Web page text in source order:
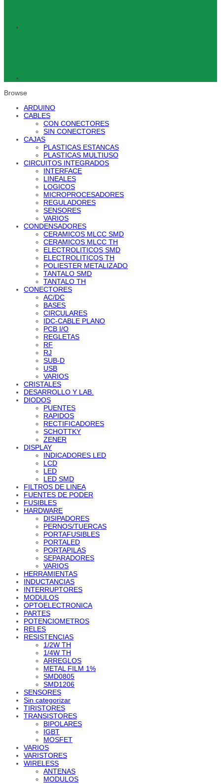
Browse
ARDUINO
CABLES
CON CONECTORES
SIN CONECTORES
CAJAS
PLASTICAS ESTANCAS
PLASTICAS MULTIUSO
CIRCUITOS INTEGRADOS
INTERFACE
LINEALES
LOGICOS
MICROPROCESADORES
REGULADORES
SENSORES
VARIOS
CONDENSADORES
CERAMICOS MLCC SMD
CERAMICOS MLCC TH
ELECTROLITICOS SMD
ELECTROLITICOS TH
POLIESTER METALIZADO
TANTALO SMD
TANTALO TH
CONECTORES
AC/DC
BASES
CIRCULARES
IDC-CABLE PLANO
PCB I/O
REGLETAS
RF
RJ
SUB-D
USB
VARIOS
CRISTALES
DESARROLLO Y LAB.
DIODOS
PUENTES
RAPIDOS
RECTIFICADORES
SCHOTTKY
ZENER
DISPLAY
INDICADORES LED
LCD
LED
LED SMD
FILTROS DE LINEA
FUENTES DE PODER
FUSIBLES
HARDWARE
DISIPADORES
PERNOS/TUERCAS
PORTAFUSIBLES
PORTALED
PORTAPILAS
SEPARADORES
VARIOS
HERRAMIENTAS
INDUCTANCIAS
INTERRUPTORES
MODULOS
OPTOELECTRONICA
PARTES
POTENCIOMETROS
RELES
RESISTENCIAS
1/2W TH
1/4W TH
ARREGLOS
METAL FILM 1%
SMD0805
SMD1206
SENSORES
Sin categorizar
TIRISTORES
TRANSISTORES
BIPOLARES
IGBT
MOSFET
VARIOS
VARISTORES
WIRELESS
ANTENAS
MODULOS